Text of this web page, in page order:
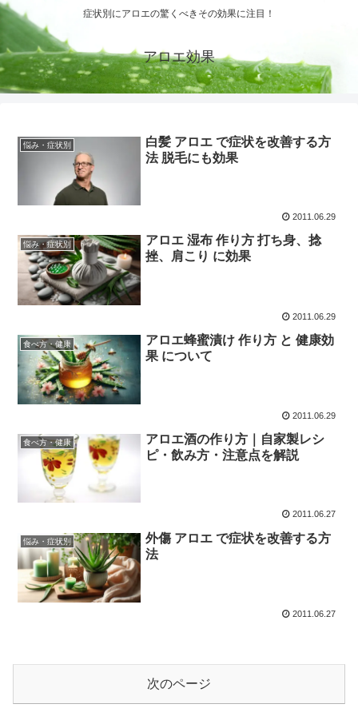
症状別にアロエの驚くべきその効果に注目！
アロエ効果
悩み・症状別
白髪 アロエ で症状を改善する方
法 脱毛にも効果
2011.06.29
悩み・症状別
アロエ 湿布 作り方 打ち身、捻
挫、肩こり に効果
2011.06.29
食べ方・健康
アロエ蜂蜜漬け 作り方 と 健康効
果 について
2011.06.29
食べ方・健康
アロエ酒の作り方｜自家製レシ
ピ・飲み方・注意点を解説
2011.06.27
悩み・症状別
外傷 アロエ で症状を改善する方
法
2011.06.27
次のページ